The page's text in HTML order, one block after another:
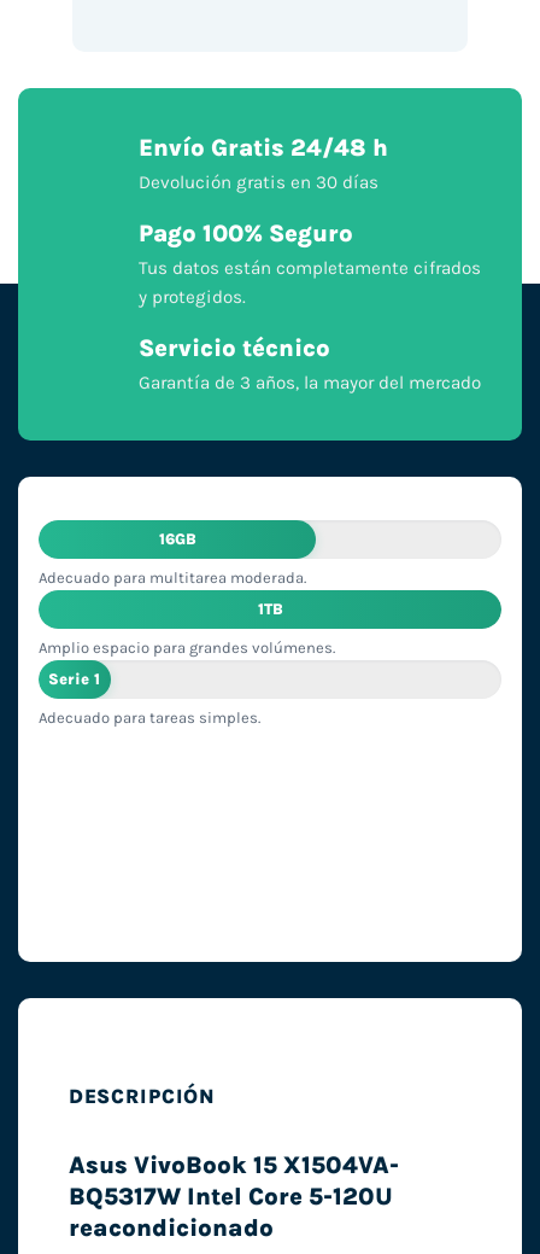
Envío Gratis 24/48 h
Devolución gratis en 30 días
Pago 100% Seguro
Tus datos están completamente cifrados
y protegidos.
Servicio técnico
Garantía de 3 años, la mayor del mercado
16GB
Adecuado para multitarea moderada.
1TB
Amplio espacio para grandes volúmenes.
Serie 1
Adecuado para tareas simples.
DESCRIPCIÓN
Asus VivoBook 15 X1504VA-
BQ5317W Intel Core 5-120U
reacondicionado